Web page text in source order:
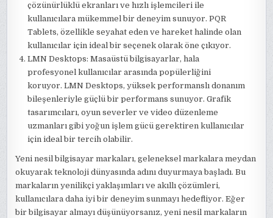
çözünürlüklü ekranları ve hızlı işlemcileri ile
kullanıcılara mükemmel bir deneyim sunuyor. PQR
Tablets, özellikle seyahat eden ve hareket halinde olan
kullanıcılar için ideal bir seçenek olarak öne çıkıyor.
LMN Desktops: Masaüstü bilgisayarlar, hala
profesyonel kullanıcılar arasında popülerliğini
koruyor. LMN Desktops, yüksek performanslı donanım
bileşenleriyle güçlü bir performans sunuyor. Grafik
tasarımcıları, oyun severler ve video düzenleme
uzmanları gibi yoğun işlem gücü gerektiren kullanıcılar
için ideal bir tercih olabilir.
Yeni nesil bilgisayar markaları, geleneksel markalara meydan
okuyarak teknoloji dünyasında adını duyurmaya başladı. Bu
markaların yenilikçi yaklaşımları ve akıllı çözümleri,
kullanıcılara daha iyi bir deneyim sunmayı hedefliyor. Eğer
bir bilgisayar almayı düşünüyorsanız, yeni nesil markaların